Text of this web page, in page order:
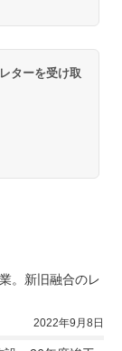
ターを受け取
。新旧融合のレ
2022年9月8日